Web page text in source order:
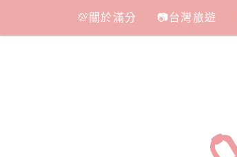
content
💯關於滿分 📷台灣旅遊